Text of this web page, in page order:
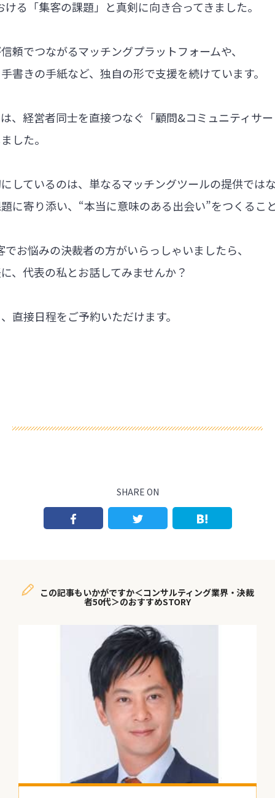
る「集客の課題」と真剣に向き合ってきました。
頼でつながるマッチングプラットフォームや、
書きの手紙など、独自の形で支援を続けています。
、経営者同士を直接つなぐ「顧問&コミュニティサ
した。
しているのは、単なるマッチングツールの提供では
に寄り添い、“本当に意味のある出会い”をつくるこ
お悩みの決裁者の方がいらっしゃいましたら、
、代表の私とお話してみませんか？
直接日程をご予約いただけます。
SHARE ON
この記事もいかがですか＜コンサルティング業界・決裁
者50代＞のおすすめSTORY